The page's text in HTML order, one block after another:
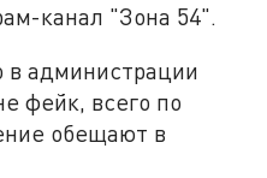
канал "Зона 54".
в администрации
фейк, всего по
обещают в